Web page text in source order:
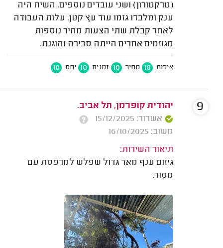
(טרקטורון) ושני עובדים נוספים. השיח היה
ענק ומלבדו גזמו עוד עץ קטן. עלות העבודה
לאחר קבלת שתי הצעות מחיר נוספות
מגוזמים אחרים הייתה סבירה והוגנת.
איכות 10 מחיר 10 זמנים 10 יחס 10
יהודית קופרמן, תל אביב.
אשרור: 15/12/2025
משוב: 16/10/2025
תיאור השירות:
גיזום ענף מאד גדול שפלש למרפסת עם
מסור.
9